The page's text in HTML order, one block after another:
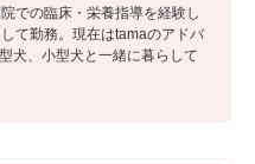
での臨床・栄養指導を経験し
て勤務。現在はtamaのアドバ
犬、小型犬と一緒に暮らして